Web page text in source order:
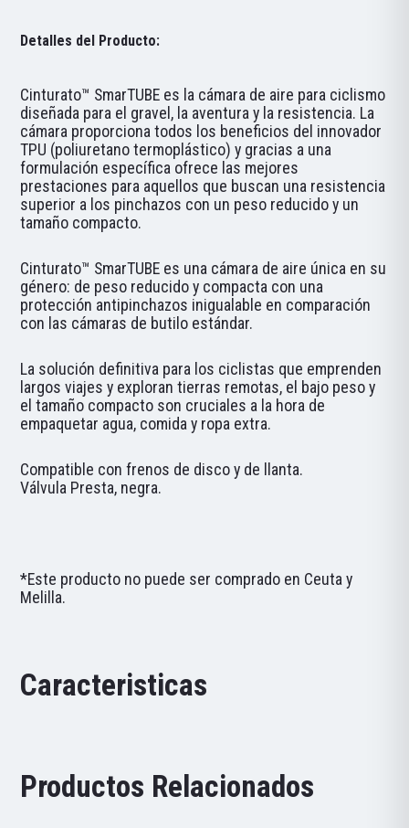
Detalles del Producto:
Cinturato™ SmarTUBE es la cámara de aire para ciclismo
diseñada para el gravel, la aventura y la resistencia. La
cámara proporciona todos los beneficios del innovador
TPU (poliuretano termoplástico) y gracias a una
formulación específica ofrece las mejores
prestaciones para aquellos que buscan una resistencia
superior a los pinchazos con un peso reducido y un
tamaño compacto.
Cinturato™ SmarTUBE es una cámara de aire única en su
género: de peso reducido y compacta con una
protección antipinchazos inigualable en comparación
con las cámaras de butilo estándar.
La solución definitiva para los ciclistas que emprenden
largos viajes y exploran tierras remotas, el bajo peso y
el tamaño compacto son cruciales a la hora de
empaquetar agua, comida y ropa extra.
Compatible con frenos de disco y de llanta.
Válvula Presta, negra.
*Este producto no puede ser comprado en Ceuta y
Melilla.
Caracteristicas
Productos Relacionados